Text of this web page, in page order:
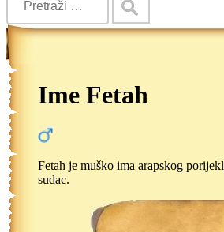
Ime Fetah
Fetah je muško ima arapskog
sudac.